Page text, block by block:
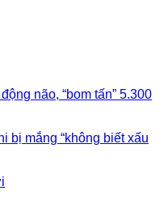
não, “bom tấn” 5.300
bị mắng “không biết xấu